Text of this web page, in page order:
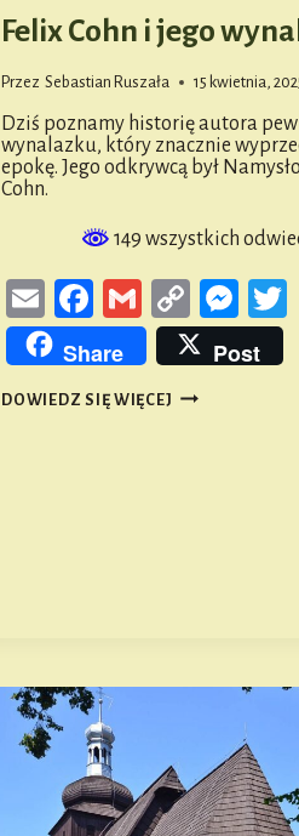
Felix Cohn i jego
Przez Sebastian Ruszała 15 kwietnia,
Dziś poznamy historię autora
wynalazku, który znacznie
epokę. Jego odkrywcą był
Cohn.
149 wszystkich
EmailFacebook
GmailCopy
Link
Share Post
DOWIEDZ SIĘ WIĘCEJ FELIX